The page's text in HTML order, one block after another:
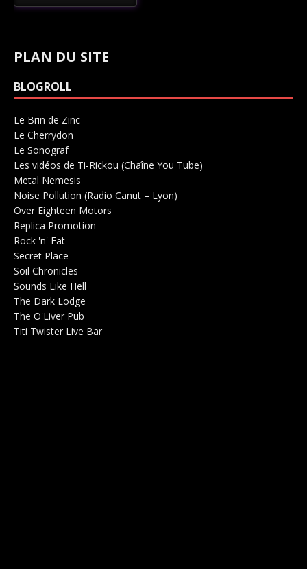
PLAN DU SITE
BLOGROLL
Le Brin de Zinc
Le Cherrydon
Le SonografSalle de concerts 0
Les vidéos de Ti-Rickou (Chaîne You Tube)
Metal Nemesis
Noise Pollution (Radio Canut – Lyon)
Over Eighteen Motors
Replica Promotion
Rock 'n' Eat
Secret Place
Soil Chronicles
Sounds Like Hell
The Dark Lodge
The O'Liver Pub
Titi Twister Live Bar